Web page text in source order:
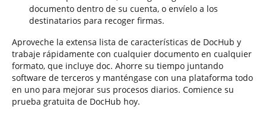
documento dentro de su cuenta, o envíelo a los
destinatarios para recoger firmas.
Aproveche la extensa lista de características de DocHub y
trabaje rápidamente con cualquier documento en cualquier
formato, que incluye doc. Ahorre su tiempo juntando
software de terceros y manténgase con una plataforma todo
en uno para mejorar sus procesos diarios. Comience su
prueba gratuita de DocHub hoy.